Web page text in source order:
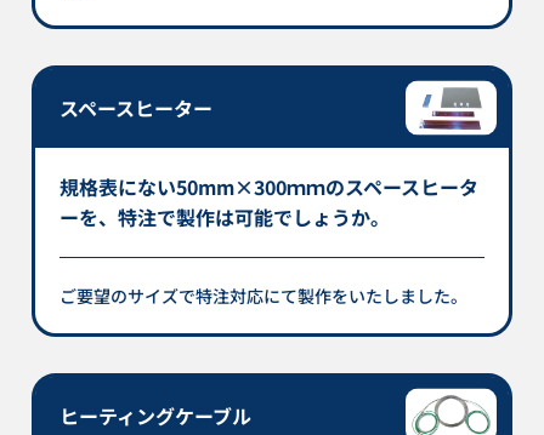
スペースヒーター
規格表にない50mm×300ｍｍのスペースヒータ
ーを、特注で製作は可能でしょうか。
ご要望のサイズで特注対応にて製作をいたしました。
ヒーティングケーブル